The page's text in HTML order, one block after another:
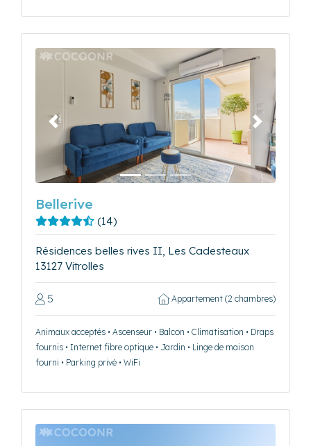
Précédent Suivant
Bellerive
(14)
Résidences belles rives II, Les Cadesteaux
13127 Vitrolles
5 Appartement (2 chambres)
Animaux acceptés • Ascenseur • Balcon • Climatisation • Draps
fournis • Internet fibre optique • Jardin • Linge de maison
fourni • Parking privé • WiFi